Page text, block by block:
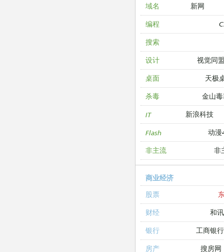
域名 新网
编程
搜索
设计 视觉同
桌面 天极
杀毒 金山
IT 新浪科技
Flash 动漫
非主流 非
商业经济
股票
财经 和
银行 工商银行
房产 搜房网